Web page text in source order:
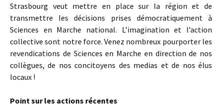
Strasbourg veut mettre en place sur la région et de
transmettre les décisions prises démocratiquement à
Sciences en Marche national. L’imagination et l’action
collective sont notre force. Venez nombreux pourporter les
revendications de Sciences en Marche en direction de nos
collègues, de nos concitoyens des medias et de nos élus
locaux !
Point sur les actions récentes